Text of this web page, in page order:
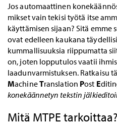
Jos automaattinen
mikset vain tekisi työtä itse
käyttämisen sijaan? Sitä emme
ovat edelleen kaukana
kummallisuuksia riippumatta
on, joten lopputulos vaatii
laadunvarmistuksen. Ratkaisu
MachineTranslation Post E
konekäännetyn tekstin
Mitä MTPE tarkoittaa?